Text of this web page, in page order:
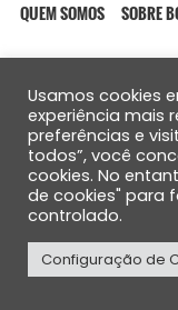
QUEM SOMOS SOBRE
Todos
Website
Usamos cookies
experiência mais
preferências e
todos”, você
cookies. No
de cookies" para
controlado.
Configuração de